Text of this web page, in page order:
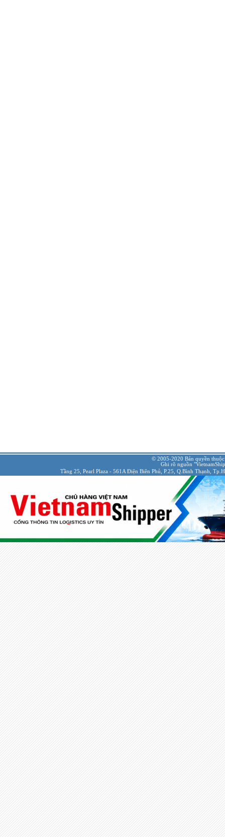
© 2005-2020 Bản quyền
Ghi rõ nguồn
Tầng 25, Pearl Plaza - 561A Điện Biên Phủ, P.25, Q.Bình Thạnh,